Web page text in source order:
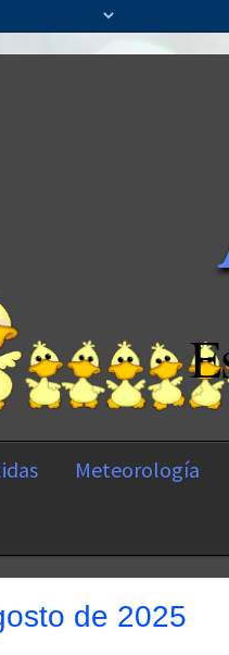
Meteorología
de 2025